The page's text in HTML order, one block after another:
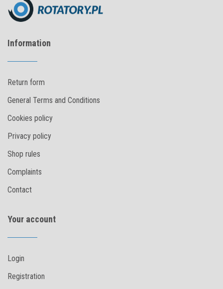
Information
Return form
General Terms and Conditions
Cookies policy
Privacy policy
Shop rules
Complaints
Contact
Your account
Login
Registration